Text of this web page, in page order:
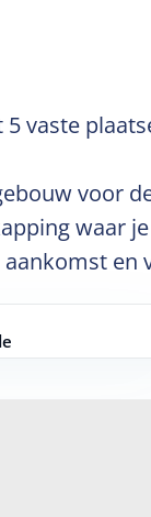
vaste
voor
waar